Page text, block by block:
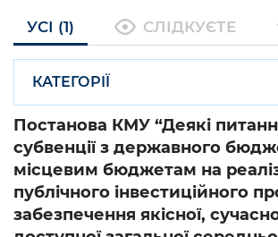
УСІ (1) СЛІДКУЄТЕ
КАТЕГОРІЇ
Постанова КМУ “Деякі
субвенції з державного
місцевим бюджетам на
публічного інвестиційного
забезпечення якісної,